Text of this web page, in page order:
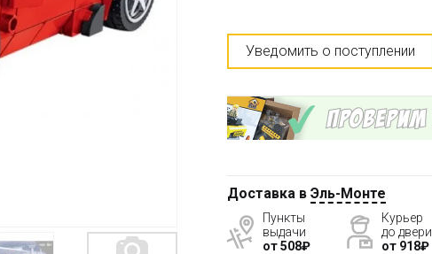
Уведомить о поступлении
Доставка в Эль-Монте
Пункты
выдачи
от 508₽
Курьер
до двери
от 918₽